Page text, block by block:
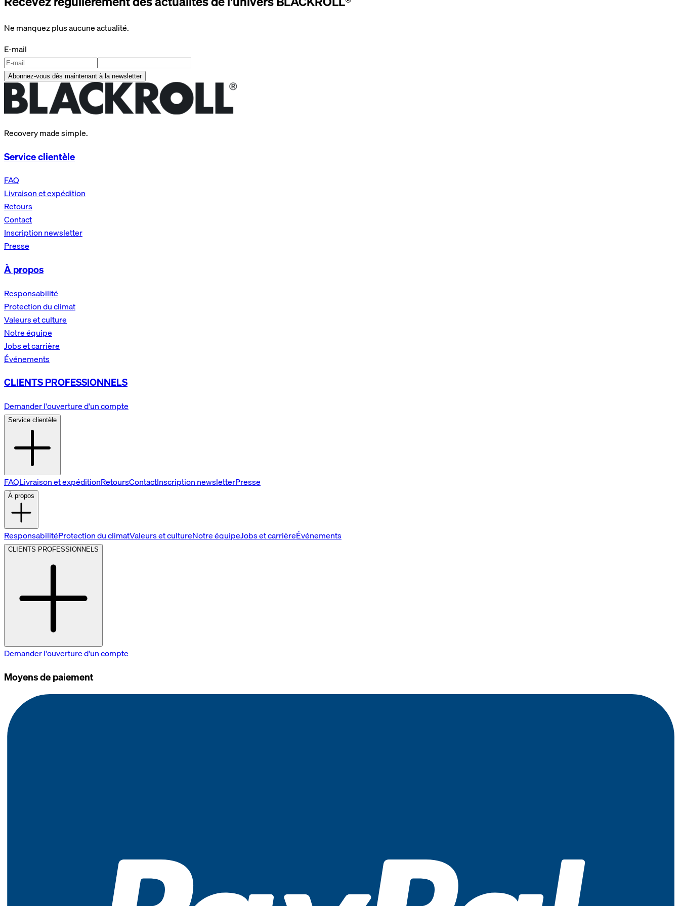
Ne manquez plus aucune actualité.
E-mail
Abonnez-vous dès maintenant à la newsletter
Recovery made simple.
Service clientèle
FAQ
Livraison et expédition
Retours
Contact
Inscription newsletter
Presse
À propos
Responsabilité
Protection du climat
Valeurs et culture
Notre équipe
Jobs et carrière
Événements
CLIENTS PROFESSIONNELS
Demander l'ouverture d'un compte
Service clientèle
FAQLivraison et expéditionRetoursContactInscription newsletterPresse
À propos
ResponsabilitéProtection du climatValeurs et cultureNotre équipeJobs et carrièreÉvénements
CLIENTS PROFESSIONNELS
Demander l'ouverture d'un compte
Moyens de paiement